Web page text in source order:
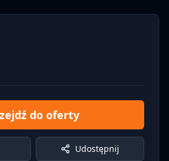
do oferty
Udostępnij